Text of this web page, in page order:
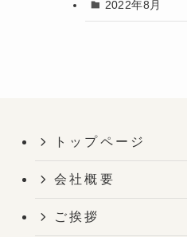
2022年8月
トップページ
会社概要
ご挨拶